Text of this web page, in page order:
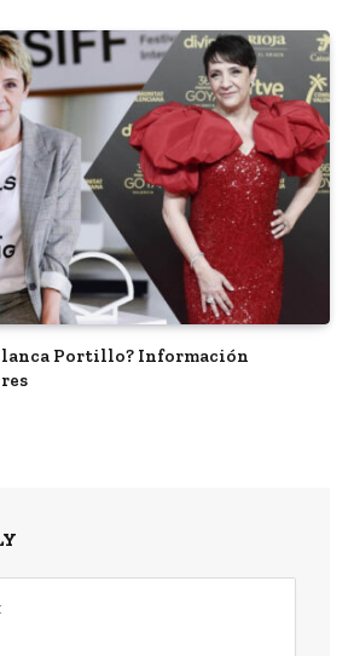
Portillo? Información